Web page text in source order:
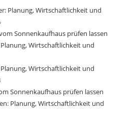
Planung, Wirtschaftlichkeit und
Sonnenkaufhaus prüfen lassen
Wirtschaftlichkeit und
Wirtschaftlichkeit und
Sonnenkaufhaus prüfen lassen
Planung, Wirtschaftlichkeit und